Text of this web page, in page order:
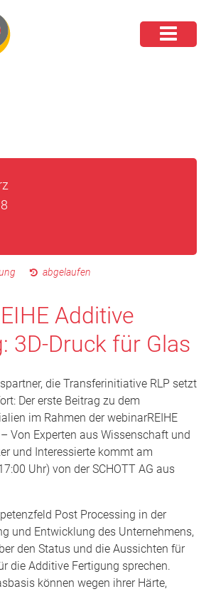
abgelaufen
Additive
3D-Druck für Glas
die Transferinitiative RLP setzt
Der erste Beitrag zu dem
im Rahmen der webinarREIHE
Von Experten aus Wissenschaft und
und Interessierte kommt am
Uhr) von der SCHOTT AG aus
Post Processing in der
und Entwicklung des Unternehmens,
den Status und die Aussichten für
die Additive Fertigung sprechen.
können wegen ihrer Härte,